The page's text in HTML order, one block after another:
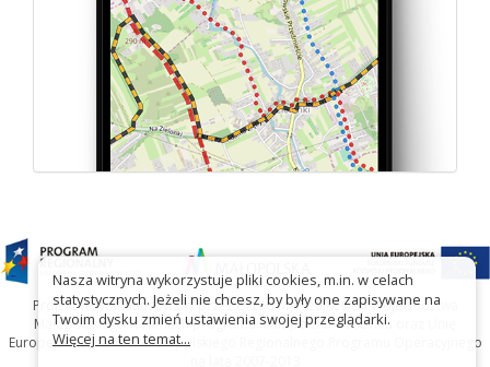
Projekt współfinansowany przez Urząd Marszałkowski Województwa
Małopolskiego w ramach programu Małopolska Gościnna oraz Unię
Europejską w ramach Małopolskiego Regionalnego Programu Operacyjnego
Nasza witryna wykorzystuje pliki cookies, m.in. w celach
statystycznych. Jeżeli nie chcesz, by były one zapisywane na
Twoim dysku zmień ustawienia swojej przeglądarki.
Więcej na ten temat...